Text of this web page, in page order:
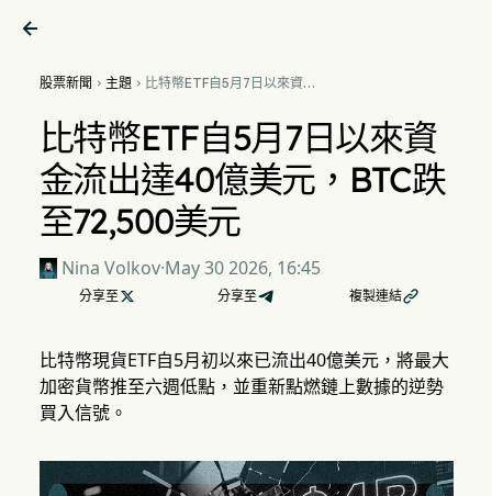

股票新聞  主題 比特幣ETF自5月7日以來資金
72,500美元
比特幣ETF自5月7日以來資
金流出達40億美元，BTC跌
至72,500美元
Nina Volkov·May 30 2026, 16:45
分享至  分享至 複製連結
比特幣現貨ETF自5月初以來已流出40億美元，將最大
加密貨幣推至六週低點，並重新點燃鏈上數據的逆勢
買入信號。